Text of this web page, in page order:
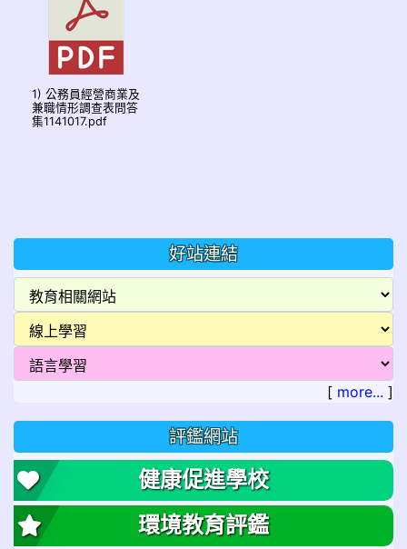
1) 公務員經營商業及
兼職情形調查表問答
集1141017.pdf
好站連結
[ more... ]
評鑑網站
健康促進學校
環境教育評鑑